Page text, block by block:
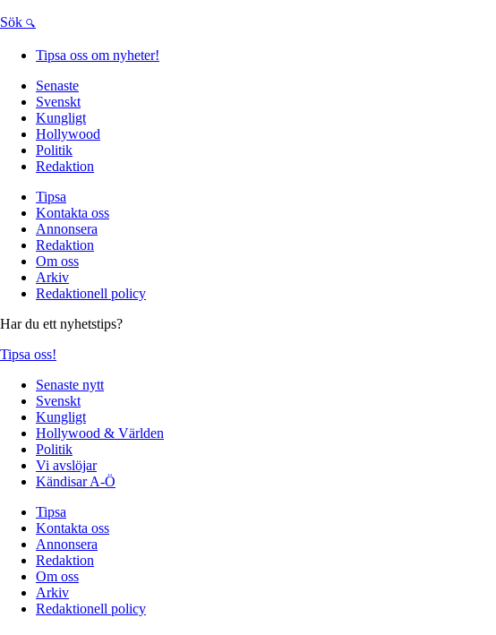
Sök
Tipsa oss om nyheter!
Senaste
Svenskt
Kungligt
Hollywood
Politik
Redaktion
Tipsa
Kontakta oss
Annonsera
Redaktion
Om oss
Arkiv
Redaktionell policy
Har du ett nyhetstips?
Tipsa oss!
Senaste nytt
Svenskt
Kungligt
Hollywood & Världen
Politik
Vi avslöjar
Kändisar A-Ö
Tipsa
Kontakta oss
Annonsera
Redaktion
Om oss
Arkiv
Redaktionell policy